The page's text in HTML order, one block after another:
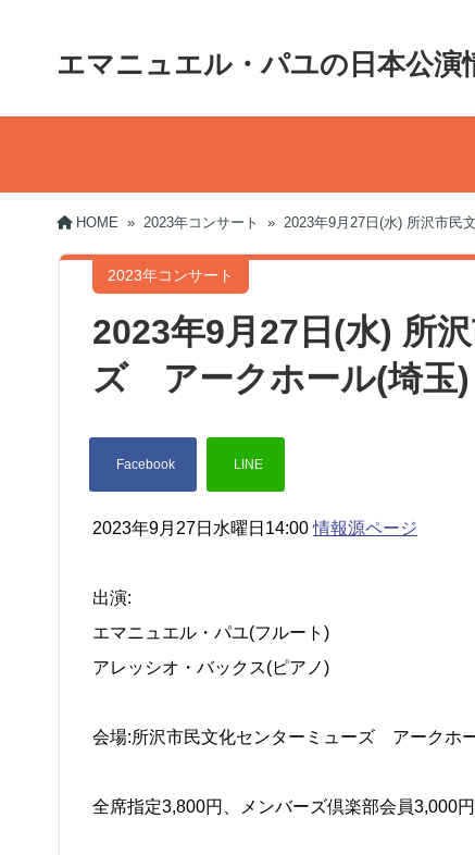
エマニュエル・パユの日本公演
HOME » 2023年コンサート » 2023年9月27日(水) 所沢市民
2023年コンサート
2023年9月27日(水) 所
ズ アークホール(埼玉)
2023年9月27日水曜日14:00情報源ページ
出演:
エマニュエル・パユ(フルート)
アレッシオ・バックス(ピアノ)
会場:所沢市民文化センターミューズ アークホ
全席指定3,800円、メンバーズ倶楽部会員3,000